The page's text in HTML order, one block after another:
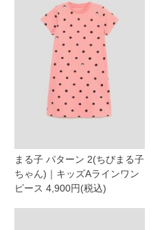
まる子 パターン 2(ちびまる子
ちゃん)｜キッズAラインワン
ピース 4,900円(税込)